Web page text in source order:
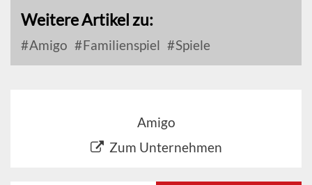
Weitere Artikel zu:
Amigo Familienspiel Spiele
Amigo
Zum Unternehmen